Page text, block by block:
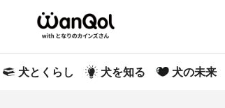
犬とくらし 犬を知る 犬の未来